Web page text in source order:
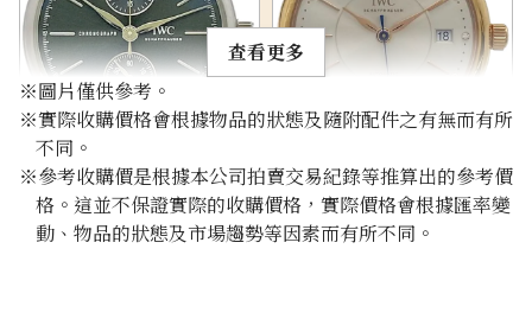
IWC Portofino
Chronograph 39
IW391405
IWC Portofino IW458105
查看更多
※圖片僅供參考。
※實際收購價格會根據物品的狀態及隨附配件之有無而有所
不同。
※參考收購價是根據本公司拍賣交易紀錄等推算出的參考價
格。這並不保證實際的收購價格，實際價格會根據匯率變
動、物品的狀態及市場趨勢等因素而有所不同。